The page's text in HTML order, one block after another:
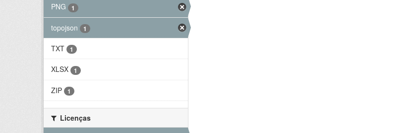
PNG 1
topojson 1
TXT 1
XLSX 1
ZIP 1
Licenças